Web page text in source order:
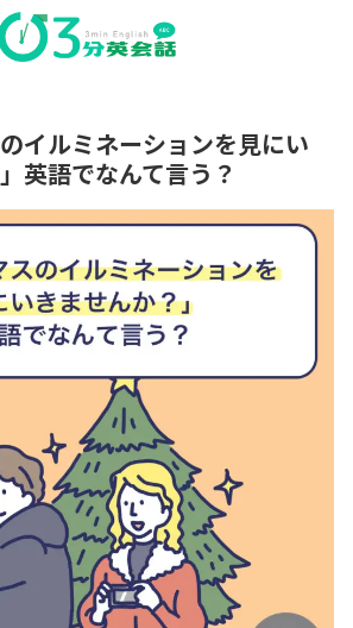
のイルミネーションを見にい
英語でなんて言う？